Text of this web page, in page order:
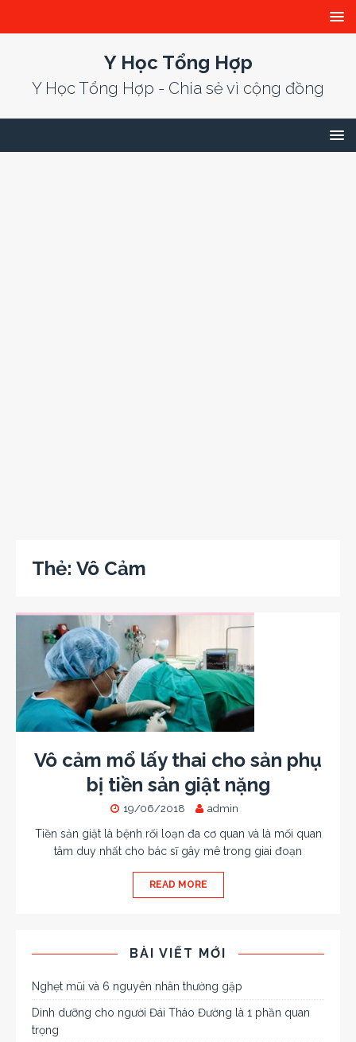
Y Học Tổng Hợp
Y Học Tổng Hợp - Chia sẻ vì cộng đồng
Thẻ: Vô Cảm
Vô cảm mổ lấy thai cho sản phụ
bị tiền sản giật nặng
19/06/2018 admin
Tiền sản giật là bệnh rối loạn đa cơ quan và là mối quan
tâm duy nhất cho bác sĩ gây mê trong giai đoạn
READ MORE
BÀI VIẾT MỚI
Nghẹt mũi và 6 nguyên nhân thường gặp
Dinh dưỡng cho người Đái Tháo Đường là 1 phần quan
trọng